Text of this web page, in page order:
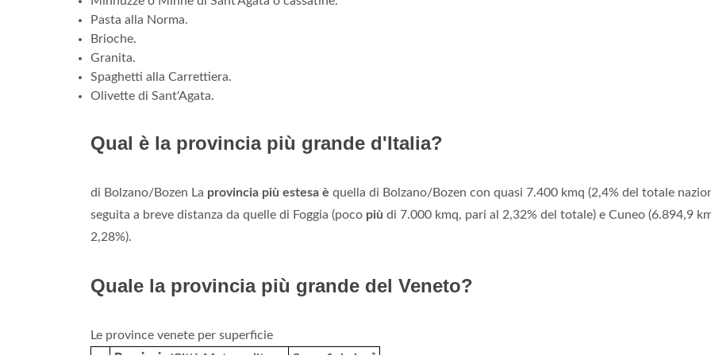
Pasta alla Norma.
Brioche.
Granita.
Spaghetti alla Carrettiera.
Olivette di Sant'Agata.
Qual è la provincia più grande d'Italia?
di Bolzano/Bozen La provincia più estesa è quella di Bolzano/Bozen con quasi 7.400 kmq (2,4% del totale
seguita a breve distanza da quelle di Foggia (poco più di 7.000 kmq, pari al 2,32% del totale) e Cuneo (6.894,9
2,28%).
Quale la provincia più grande del Veneto?
Le province venete per superficie